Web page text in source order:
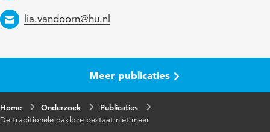
Email
lia.vandoorn@hu.nl
Meer publicaties
Home Onderzoek
Publicaties
De traditionele dakloze bestaat niet meer